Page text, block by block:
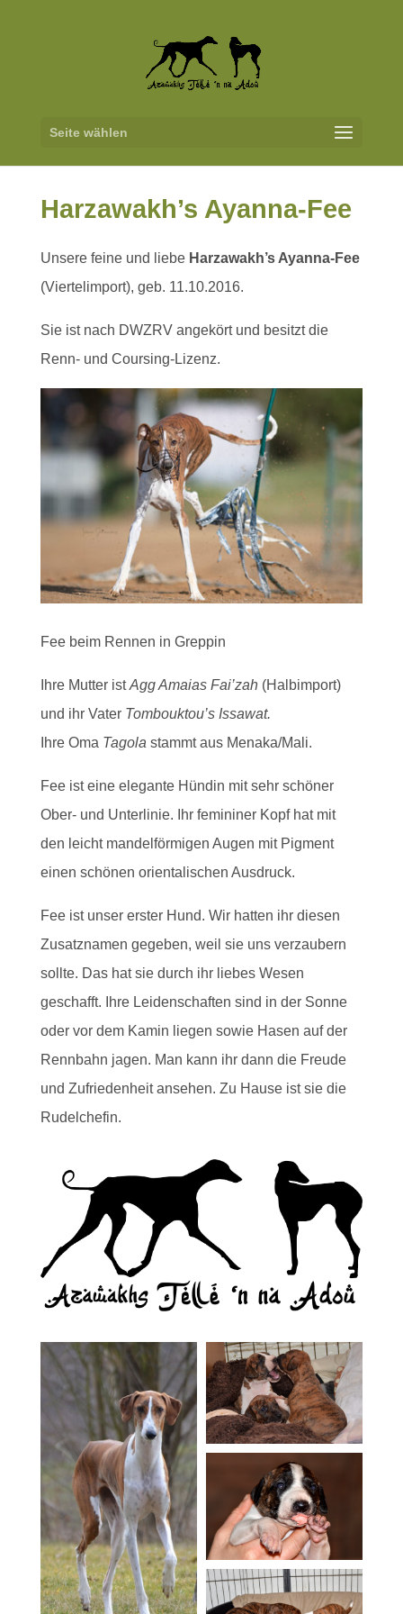
Seite wählen
Harzawakh’s Ayanna-Fee
Unsere feine und liebe Harzawakh’s Ayanna-Fee
(Viertelimport), geb. 11.10.2016.
Sie ist nach DWZRV angekört und besitzt die
Renn- und Coursing-Lizenz.
Fee beim Rennen in Greppin
Ihre Mutter istAgg Amaias Fai’zah(Halbimport)
und ihr Vater Tombouktou’s Issawat.
Ihre Oma Tagola stammt aus Menaka/Mali.
Fee ist eine elegante Hündin mit sehr schöner
Ober- und Unterlinie. Ihr femininer Kopf hat mit
den leicht mandelförmigen Augen mit Pigment
einen schönen orientalischen Ausdruck.
Fee ist unser erster Hund. Wir hatten ihr diesen
Zusatznamen gegeben, weil sie uns verzaubern
sollte. Das hat sie durch ihr liebes Wesen
geschafft. Ihre Leidenschaften sind in der Sonne
oder vor dem Kamin liegen sowie Hasen auf der
Rennbahn jagen. Man kann ihr dann die Freude
und Zufriedenheit ansehen. Zu Hause ist sie die
Rudelchefin.